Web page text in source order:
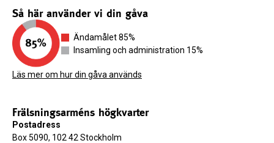
Så här använder vi din gåva
Ändamålet 85%
Insamling och administration 15%
Läs mer om hur din gåva används
Frälsningsarméns högkvarter
Postadress
Box 5090, 102 42 Stockholm